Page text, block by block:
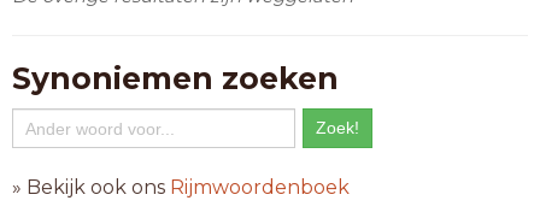
Synoniemen zoeken
» Bekijk ook ons Rijmwoordenboek